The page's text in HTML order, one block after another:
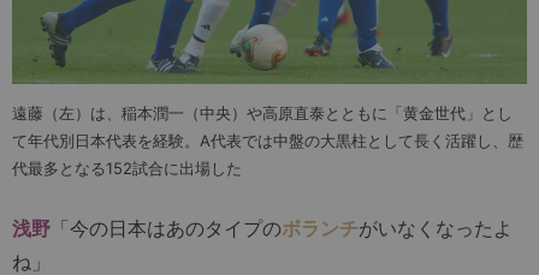
遠藤（左）は、稲本潤一（中央）や高原直泰とともに「黄金世代」とし
て年代別日本代表を経験。A代表では中盤の大黒柱として長く活躍し、歴
代最多となる152試合に出場した
浅野 「今の日本はあのタイプのボランチがいなくなったよ
ね」